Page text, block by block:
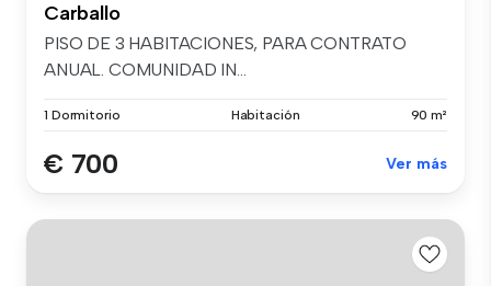
Carballo
PISO DE 3 HABITACIONES, PARA CONTRATO
ANUAL. COMUNIDAD IN...
1 Dormitorio Habitación 90 m²
€ 700 Ver más